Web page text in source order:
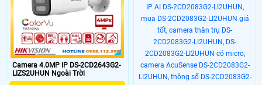
gian rộng lớn như bãi kho, công
cho kho hàng, nhà xưởng, bãi xe,
hay khuôn viên rộng
Camera 4.0MP IP DS-2CD2643G2-
LIZS2UHUN Ngoài Trời